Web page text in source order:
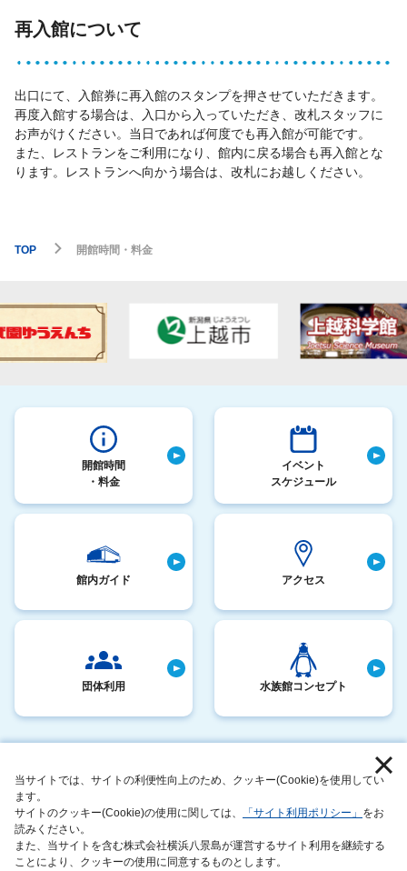
再入館について
出口にて、入館券に再入館のスタンプを押させていただきます。
再度入館する場合は、入口から入っていただき、改札スタッフに
お声がけください。当日であれば何度でも再入館が可能です。
また、レストランをご利用になり、館内に戻る場合も再入館とな
ります。レストランへ向かう場合は、改札にお越しください。
TOP 開館時間・料金
当サイトでは、サイトの利便性向上のため、クッキー(Cookie)を使用してい
ます。
サイトのクッキー(Cookie)の使用に関しては、
「サイト利用ポリシー」 をお
読みください。
また、当サイトを含む株式会社横浜八景島が運営するサイト利用を継続する
ことにより、クッキーの使用に同意するものとします。
開館時間
・料金
イベント
スケジュール
館内ガイド アクセス
団体利用 水族館コンセプト
サイトマップ
このサイトについて サステナビリティアクション
運営者情報